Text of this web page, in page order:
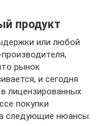
продукт
или любой
рынок
и сегодня
лицензированных
покупки
следующие нюансы: